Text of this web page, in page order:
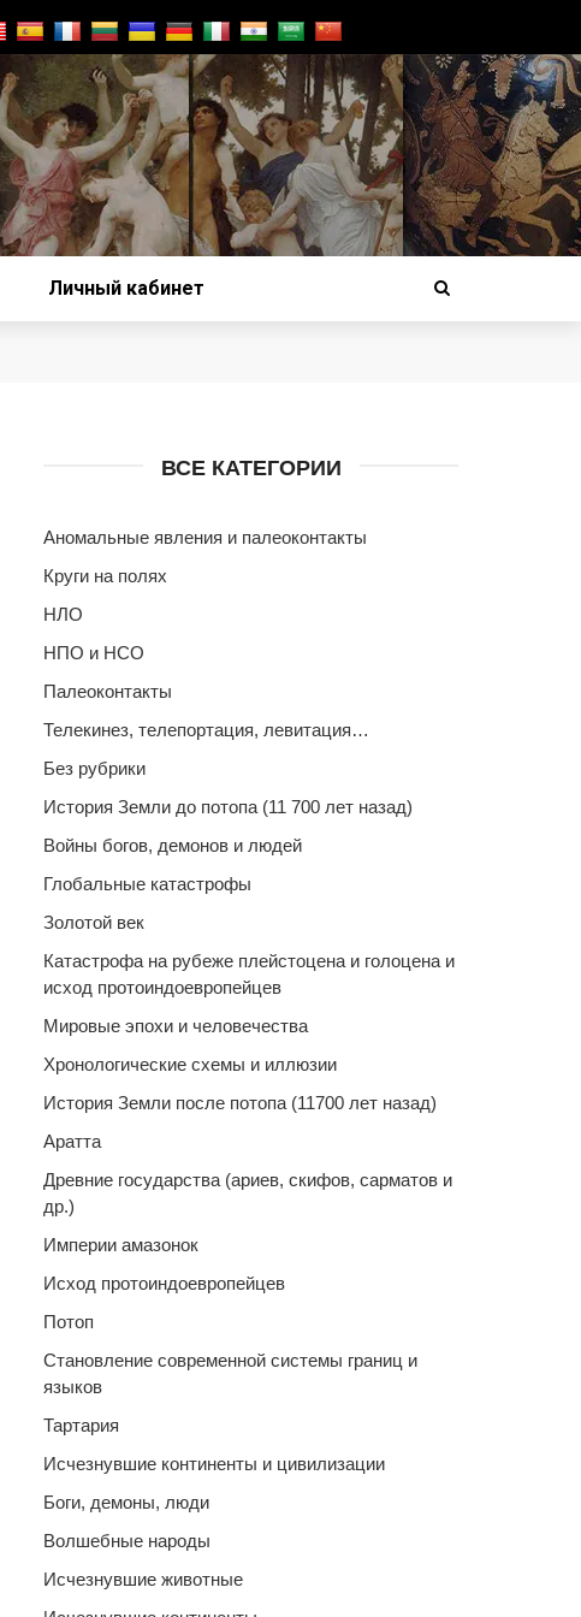
Личный кабинет
ВСЕ КАТЕГОРИИ
Аномальные явления и палеоконтакты
Круги на полях
НЛО
НПО и НСО
Палеоконтакты
Телекинез, телепортация, левитация…
Без рубрики
История Земли до потопа (11 700 лет назад)
Войны богов, демонов и людей
Глобальные катастрофы
Золотой век
Катастрофа на рубеже плейстоцена и голоцена и
исход протоиндоевропейцев
Мировые эпохи и человечества
Хронологические схемы и иллюзии
История Земли после потопа (11700 лет назад)
Аратта
Древние государства (ариев, скифов, сарматов и
др.)
Империи амазонок
Исход протоиндоевропейцев
Потоп
Становление современной системы границ и
языков
Тартария
Исчезнувшие континенты и цивилизации
Боги, демоны, люди
Волшебные народы
Исчезнувшие животные